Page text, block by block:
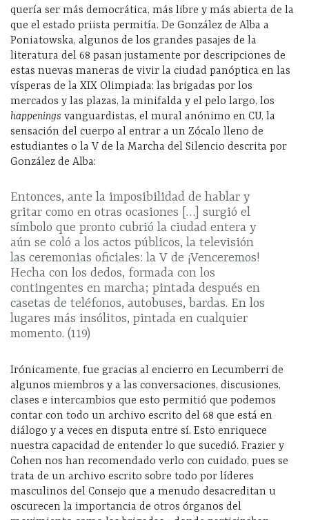
quería ser más democrática, más libre y más abierta de la
que el estado priista permitía. De González de Alba a
Poniatowska, algunos de los grandes pasajes de la
literatura del 68 pasan justamente por descripciones de
estas nuevas maneras de vivir la ciudad panóptica en las
vísperas de la XIX Olimpiada: las brigadas por los
mercados y las plazas, la minifalda y el pelo largo, los
happenings vanguardistas, el mural anónimo en CU, la
sensación del cuerpo al entrar a un Zócalo lleno de
estudiantes o la V de la Marcha del Silencio descrita por
González de Alba:
Entonces, ante la imposibilidad de hablar y
gritar como en otras ocasiones […] surgió el
símbolo que pronto cubrió la ciudad entera y
aún se coló a los actos públicos, la televisión
las ceremonias oficiales: la V de ¡Venceremos!
Hecha con los dedos, formada con los
contingentes en marcha; pintada después en
casetas de teléfonos, autobuses, bardas. En los
lugares más insólitos, pintada en cualquier
momento. (119)
Irónicamente, fue gracias al encierro en Lecumberri de
algunos miembros y a las conversaciones, discusiones,
clases e intercambios que esto permitió que podemos
contar con todo un archivo escrito del 68 que está en
diálogo y a veces en disputa entre sí. Esto enriquece
nuestra capacidad de entender lo que sucedió. Frazier y
Cohen nos han recomendado verlo con cuidado, pues se
trata de un archivo escrito sobre todo por líderes
masculinos del Consejo que a menudo desacreditan u
oscurecen la importancia de otros órganos del